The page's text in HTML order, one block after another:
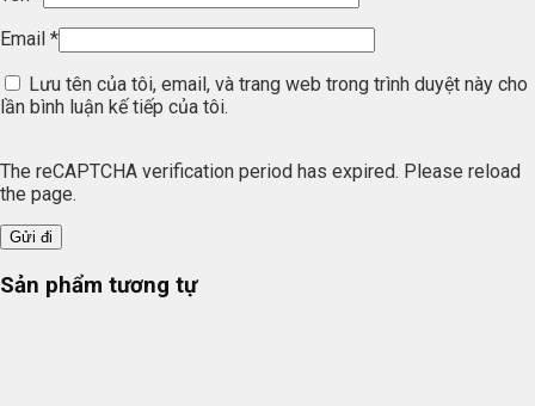
Email *
Lưu tên của tôi, email, và trang web trong trình duyệt này cho
lần bình luận kế tiếp của tôi.
The reCAPTCHA verification period has expired. Please reload
the page.
Sản phẩm tương tự